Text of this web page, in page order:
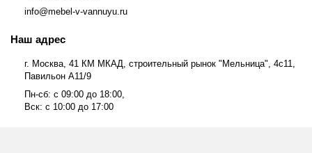
info@mebel-v-vannuyu.ru
Наш адрес
г. Москва, 41 КМ МКАД, строительный рынок "Мельница", 4с11,
Павильон А11/9
Пн-сб: с 09:00 до 18:00,
Вск: с 10:00 до 17:00